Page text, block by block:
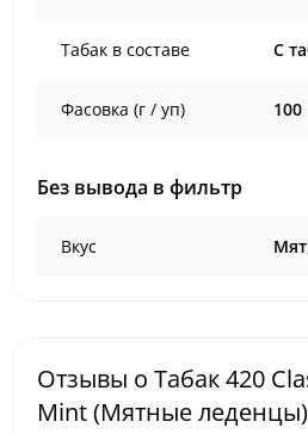
Табак в составе C
Фасовка (г / уп) 100
Без вывода в фильтр
Вкус
Отзывы о Табак 420
Mint (Мятные леденцы)